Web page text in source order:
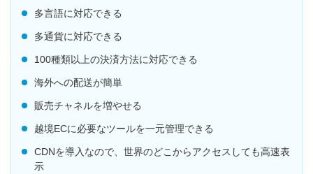
多言語に対応できる
多通貨に対応できる
100種類以上の決済方法に対応できる
海外への配送が簡単
販売チャネルを増やせる
越境ECに必要なツールを一元管理できる
CDNを導入なので、世界のどこからアクセスしても高速表
示